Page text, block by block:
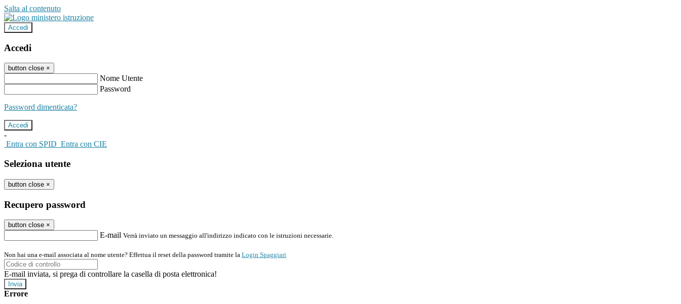
Salta al contenuto
Accedi
Accedi
button close ×
Nome Utente
Password
Password dimenticata?
-
Entra con SPID Entra con CIE
Seleziona utente
button close ×
Recupero password
button close ×
E-mail Verrà inviato un messaggio all'indirizzo indicato con le istruzioni necessarie.
Non hai una e-mail associata al nome utente? Effettua il reset della password tramite la Login Spaggiari
E-mail inviata, si prega di controllare la casella di posta elettronica!
Errore